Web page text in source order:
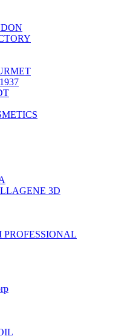
3D
PROFESSIONAL